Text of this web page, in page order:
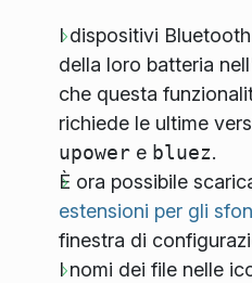
I dispositivi
della loro batteria
che questa
richiede le ultime
upower e bluez.
È ora possibile
estensioni per gli
finestra di
I nomi dei file nelle